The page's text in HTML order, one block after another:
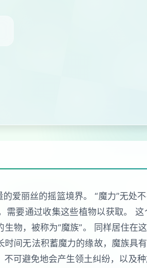
爱丽丝的摇篮境界。 “魔力”无处
需要通过收集这些植物以获取。
物，被称为“魔族”。 同样居住在
间无法积蓄魔力的缘故，魔族具
可避免地会产生领土纠纷，以及